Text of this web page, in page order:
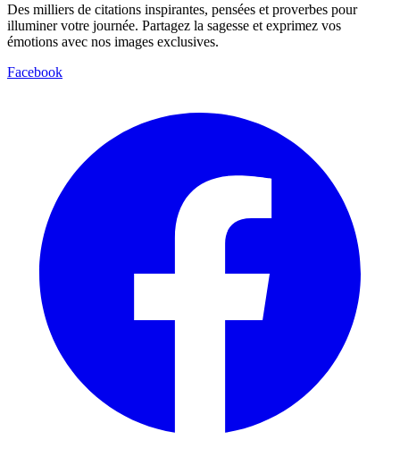
Des milliers de citations inspirantes, pensées et proverbes pour
illuminer votre journée. Partagez la sagesse et exprimez vos
émotions avec nos images exclusives.
Facebook